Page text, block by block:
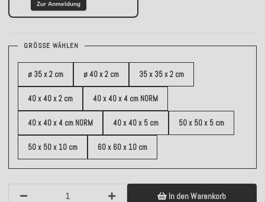
Zur Anmeldung
GRÖSSE WÄHLEN
ø 35 x 2 cm ø 40 x 2 cm 35 x 35 x 2 cm
40 x 40 x 2 cm 40 x 40 x 4 cm NORM
40 x 40 x 4 cm NORM 40 x 40 x 5 cm 50 x 50 x 5 cm
50 x 50 x 10 cm 60 x 60 x 10 cm
In den Warenkorb